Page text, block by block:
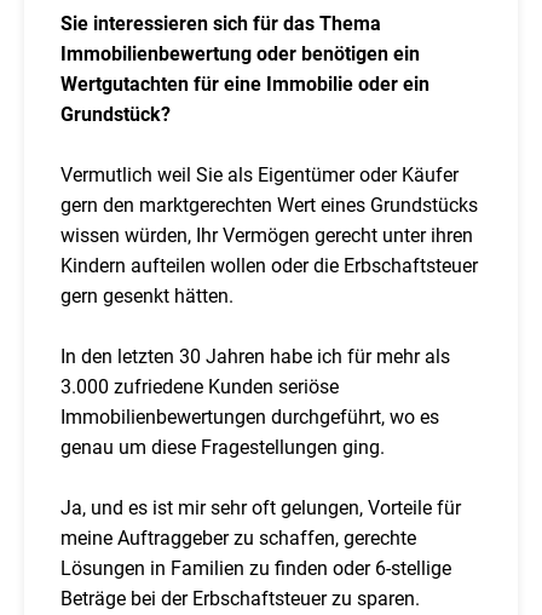
Sie interessieren sich für das Thema
Immobilienbewertung oder benötigen ein
Wertgutachten für eine Immobilie oder ein
Grundstück?
Vermutlich weil Sie als Eigentümer oder Käufer
gern den marktgerechten Wert eines Grundstücks
wissen würden, Ihr Vermögen gerecht unter ihren
Kindern aufteilen wollen oder die Erbschaftsteuer
gern gesenkt hätten.
In den letzten 30 Jahren habe ich für mehr als
3.000 zufriedene Kunden seriöse
Immobilienbewertungen durchgeführt, wo es
genau um diese Fragestellungen ging.
Ja, und es ist mir sehr oft gelungen, Vorteile für
meine Auftraggeber zu schaffen, gerechte
Lösungen in Familien zu finden oder 6-stellige
Beträge bei der Erbschaftsteuer zu sparen.